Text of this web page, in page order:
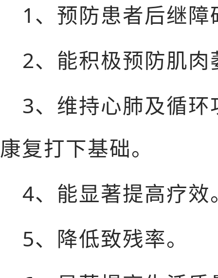
1、预防患者后继
2、能积极预防肌
3、维持心肺及循
康复打下基础。
4、能显著提高疗
5、降低致残率。